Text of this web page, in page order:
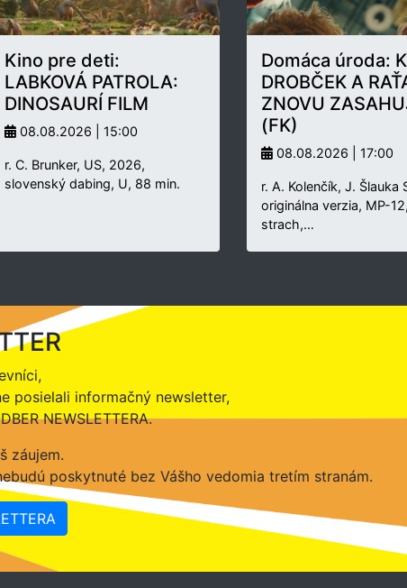
Kino pre deti:
LABKOVÁ PATROLA:
DINOSAURÍ FILM
08.08.2026 | 15:00
r. C. Brunker, US, 2026,
slovenský dabing, U, 88 min.
Domáca úroda:
DROBČEK A
ZNOVU
(FK)
08.08.2026 | 17:00
r. A. Kolenčík, J. Šlauka
originálna verzia, MP-
strach,…
posielali informačný newsletter,
NEWSLETTERA.
záujem.
poskytnuté bez Vášho vedomia tretím stranám.